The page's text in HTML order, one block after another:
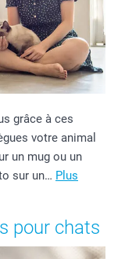
grâce à ces
votre animal
un mug ou un
sur un… Plus
pour chats